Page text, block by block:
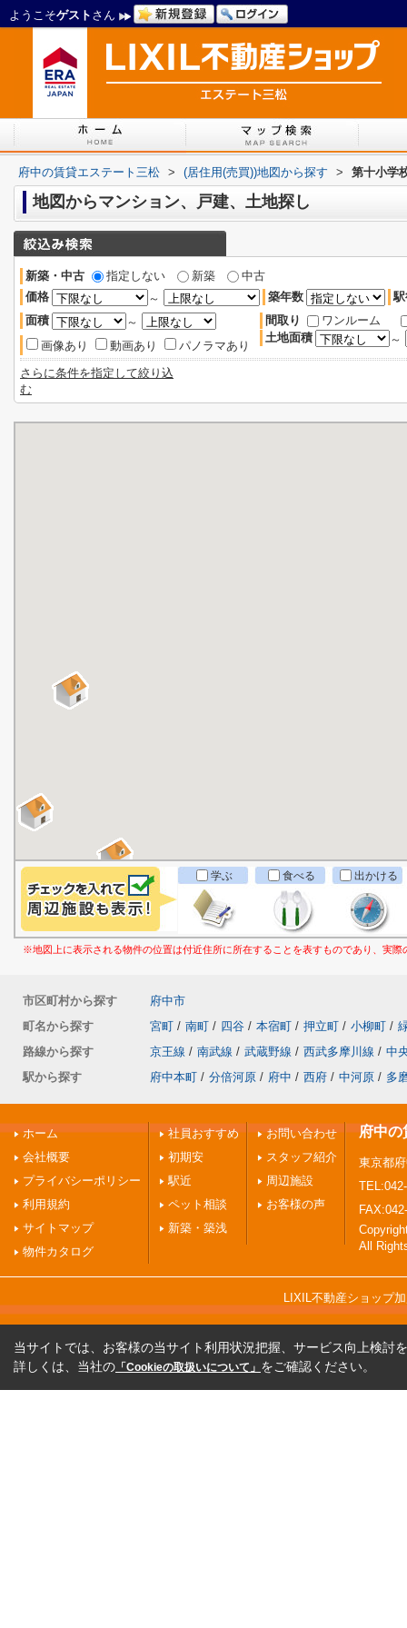
ようこそゲスト さん
府中の賃貸エステート三松 > (居住用(売買))地図から探す > 第十小学
地図からマンション、戸建、土地探し
新築・中古 指定しない 新築
中古
価格
～ 築年数
面積
～
画像あり
動画あり パノラマあり
間取り
ワンルーム
土地面積
～
さらに条件を指定して絞り込
む
学ぶ 食べる 出かける
※地図上に表示される物件の位置は付近住所に所在することを表すものであり、実
市区町村から探す
府中市
町名から探す
宮町 / 南町 / 四谷 / 本宿町 / 押立町 / 小柳町 /
路線から探す
京王線 / 南武線 / 武蔵野線 / 西武多摩川線 / 中
駅から探す
府中本町 / 分倍河原 / 府中 / 西府 / 中河原 / 多
ホーム
会社概要
プライバシーポリシー
利用規約
サイトマップ
物件カタログ
社員おすすめ
初期安
駅近
ペット相談
新築・築浅
お問い合わせ
スタッフ紹介
周辺施設
お客様の声
府中の
東京都
All
LIXIL不動産ショップ
当サイトでは、お客様の当サイト利用状況把握、サービス向上検討
詳しくは、当社の 「Cookieの取扱いについて」 をご確認ください。